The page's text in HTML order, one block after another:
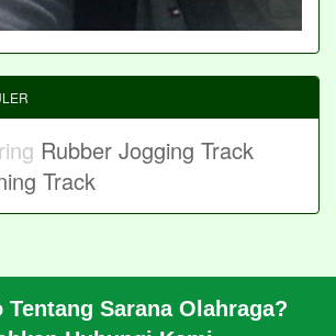
Sarana Olahraga?
Rubber Jogging Track
Track